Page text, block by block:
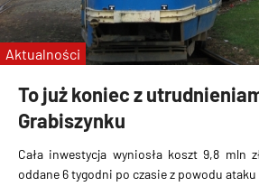
To już koniec z
Grabiszynku
Cała inwestycja wyniosła koszt 9,8 mln
oddane 6 tygodni po czasie z powodu ataku
Aktualności